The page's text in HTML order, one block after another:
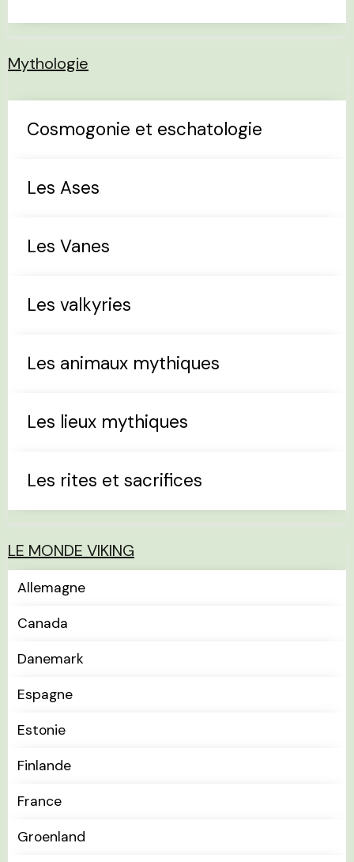
Mythologie
Cosmogonie et eschatologie
Les Ases
Les Vanes
Les valkyries
Les animaux mythiques
Les lieux mythiques
Les rites et sacrifices
LE MONDE VIKING
Allemagne
Canada
Danemark
Espagne
Estonie
Finlande
France
Groenland